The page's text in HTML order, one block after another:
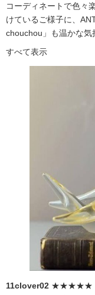
コーディネートで色々
けているご様子に、
chouchou」も温かな気
すべて表示
11clover02 ★★★★★